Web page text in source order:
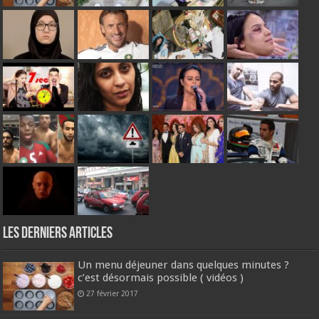
Les derniers articles
Un menu déjeuner dans quelques minutes ?
c’est désormais possible ( vidéos )
27 février 2017